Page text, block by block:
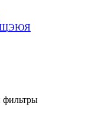
ЭЮЯ
фильтры